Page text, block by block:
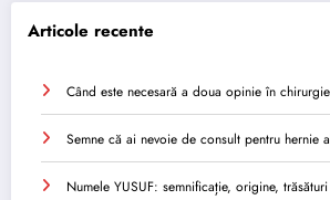
Articole recente
Când este necesară a doua opinie în
Semne că ai nevoie de consult pentru hernie
Numele YUSUF: semnificație, origine,